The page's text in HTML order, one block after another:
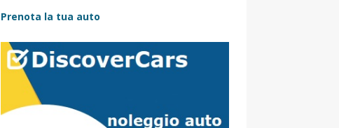
Prenota la tua auto